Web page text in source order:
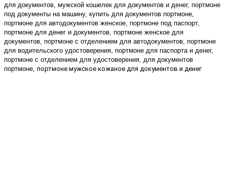
для документов, мужской кошелек для документов и денег, портмоне
под документы на машину, купить для документов портмоне,
портмоне для автодокументов женское, портмоне под паспорт,
портмоне для денег и документов, портмоне женское для
документов, портмоне с отделением для автодокументов, портмоне
для водительского удостоверения, портмоне для паспорта и денег,
портмоне с отделением для удостоверения, для документов
портмоне, портмоне мужское кожаное для документов и денег